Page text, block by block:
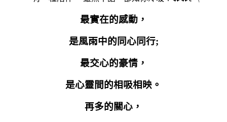
最實在的感動，
是風雨中的同心同行;
最交心的豪情，
是心靈間的相吸相映。
再多的關心，